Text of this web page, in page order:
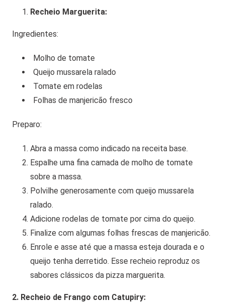
Recheio Marguerita:
Ingredientes:
Molho de tomate
Queijo mussarela ralado
Tomate em rodelas
Folhas de manjericão fresco
Preparo:
Abra a massa como indicado na receita base.
Espalhe uma fina camada de molho de tomate
sobre a massa.
Polvilhe generosamente com queijo mussarela
ralado.
Adicione rodelas de tomate por cima do queijo.
Finalize com algumas folhas frescas de manjericão.
Enrole e asse até que a massa esteja dourada e o
queijo tenha derretido. Esse recheio reproduz os
sabores clássicos da pizza marguerita.
2. Recheio de Frango com Catupiry: